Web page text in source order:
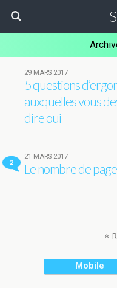
29 MARS 2017
5 questions
auxquelles vous
dire oui
2
21 MARS 2017
Le nombre de
Mobile